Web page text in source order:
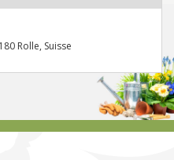
Rolle, Suisse